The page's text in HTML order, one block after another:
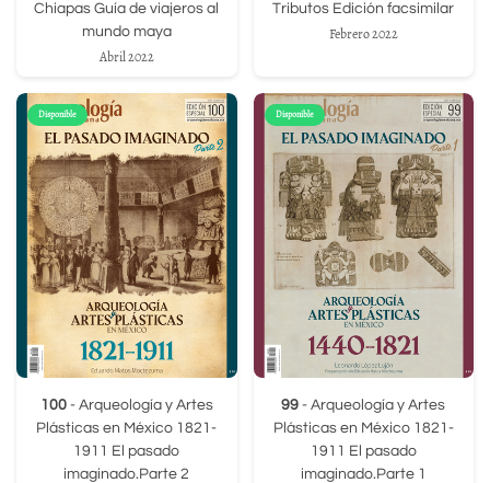
Chiapas Guía de viajeros al
mundo maya
Abril 2022
Tributos Edición facsimilar
Febrero 2022
Disponible
100- Arqueología y Artes
Plásticas en México 1821-
1911 El pasado
imaginado.Parte 2
Disponible
99 - Arqueología y Artes
Plásticas en México 1821-
1911 El pasado
imaginado.Parte 1